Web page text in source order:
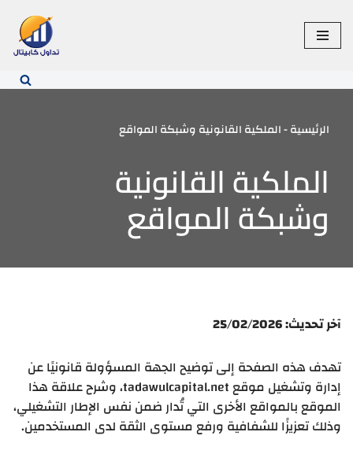
تخطى
الرئيسية-الملكية القانونية وشبكة المواقع
الملكية القانونية
وشبكة المواقع
آخر تحديث: 25/0 2/2026
تهدف هذه الصفحة إلى توضيح الجهة المسؤولة قانونيًا عن
إدارة وتشغيل موقع tadawulcapital.net، وشرح علاقة هذا
الموقع بالمواقع الأخرى التي تُدار ضمن نفس الإطار التشغيلي،
وذلك تعزيزًا للشفافية ورفع مستوى الثقة لدى المستخدمين.